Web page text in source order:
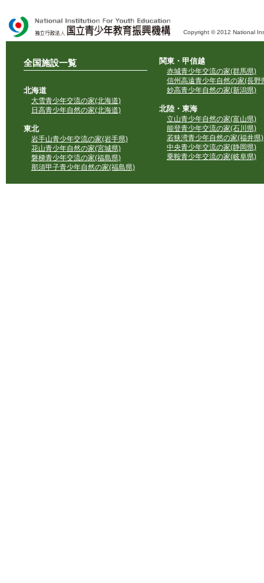
Copyright © 2012 National
全国施設一覧
北海道
大雪青少年交流の家(北海道)
日高青少年自然の家(北海道)
東北
岩手山青少年交流の家(岩手県)
花山青少年自然の家(宮城県)
磐梯青少年交流の家(福島県)
那須甲子青少年自然の家(福島県)
関東・甲信越
赤城青少年交流の家(群馬県)
信州高遠青少年自然の家(長野
妙高青少年自然の家(新潟県)
北陸・東海
立山青少年自然の家(富山県)
能登青少年交流の家(石川県)
若狭湾青少年自然の家(福井県)
中央青少年交流の家(静岡県)
乗鞍青少年交流の家(岐阜県)